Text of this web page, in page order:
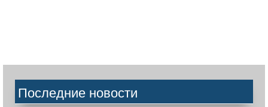
Последние новости